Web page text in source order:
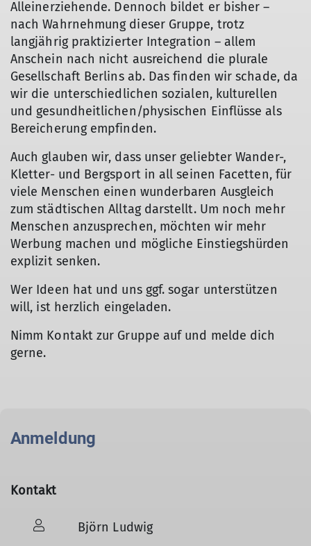
Alleinerziehende. Dennoch bildet er bisher –
nach Wahrnehmung dieser Gruppe, trotz
langjährig praktizierter Integration – allem
Anschein nach nicht ausreichend die plurale
Gesellschaft Berlins ab. Das finden wir schade, da
wir die unterschiedlichen sozialen, kulturellen
und gesundheitlichen/physischen Einflüsse als
Bereicherung empfinden.
Auch glauben wir, dass unser geliebter Wander-,
Kletter- und Bergsport in all seinen Facetten, für
viele Menschen einen wunderbaren Ausgleich
zum städtischen Alltag darstellt. Um noch mehr
Menschen anzusprechen, möchten wir mehr
Werbung machen und mögliche Einstiegshürden
explizit senken.
Wer Ideen hat und uns ggf. sogar unterstützen
will, ist herzlich eingeladen.
Nimm Kontakt zur Gruppe auf und melde dich
gerne.
Anmeldung
Kontakt
Björn Ludwig